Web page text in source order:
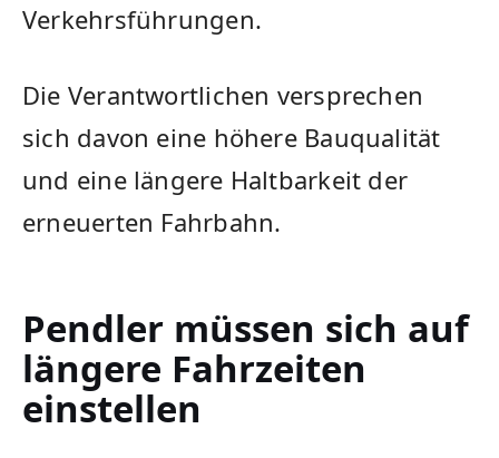
Verkehrsführungen.
Die Verantwortlichen versprechen
sich davon eine höhere Bauqualität
und eine längere Haltbarkeit der
erneuerten Fahrbahn.
Pendler müssen sich auf
längere Fahrzeiten
einstellen